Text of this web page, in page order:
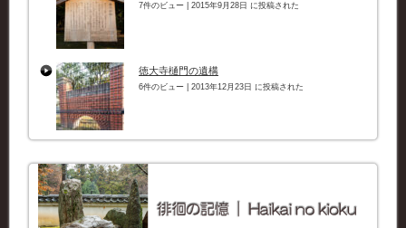
7件のビュー 2015年9月28日 に投稿された
徳大寺樋門の遺構
6件のビュー 2013年12月23日 に投稿された